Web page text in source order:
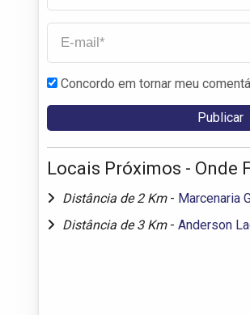
Concordo em tornar meu
Locais Próximos - Onde
Distância de 2 Km - Marcenaria
Distância de 3 Km - Anderson